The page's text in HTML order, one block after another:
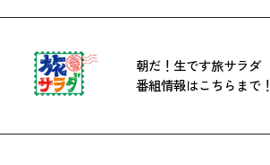
朝だ！生です旅サラダ
番組情報はこちらまで！